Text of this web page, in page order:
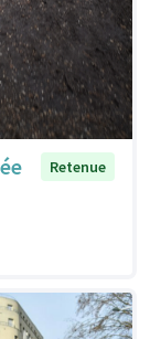
Retenue